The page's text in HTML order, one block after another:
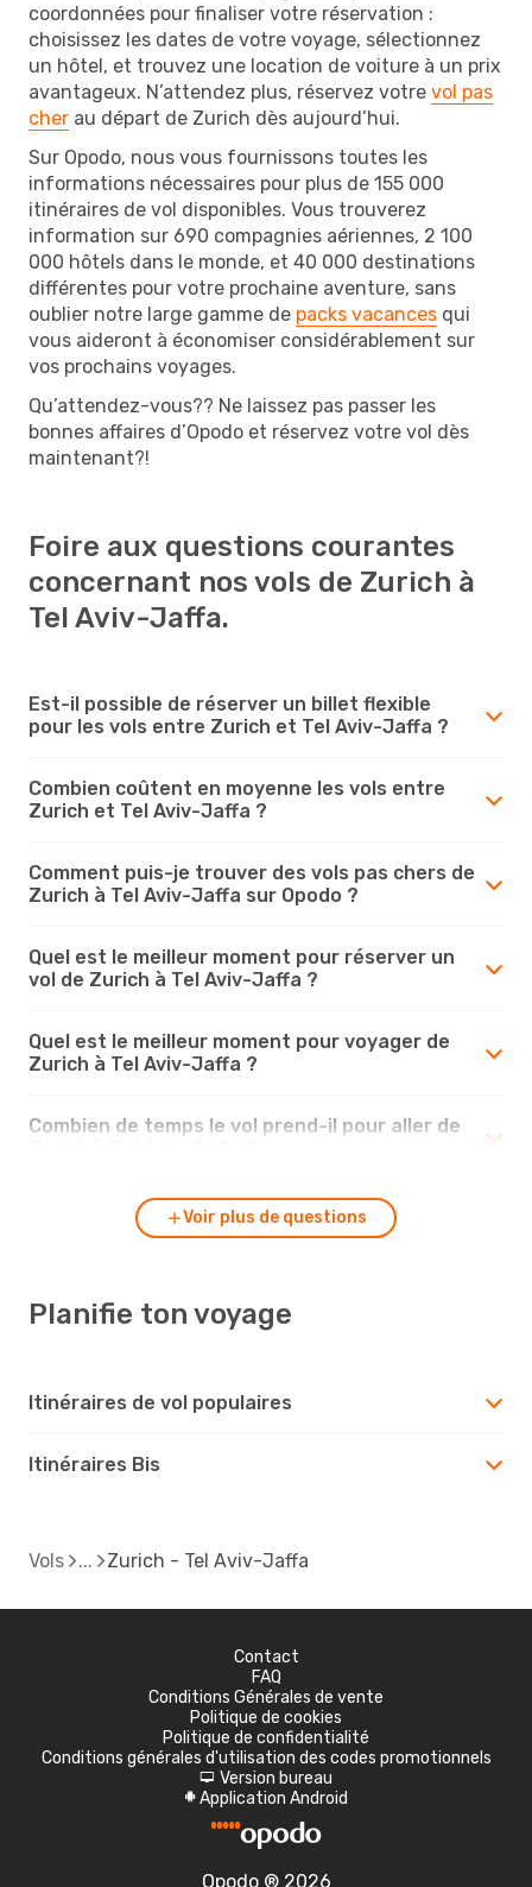
coordonnées pour finaliser votre réservation :
choisissez les dates de votre voyage, sélectionnez
un hôtel, et trouvez une location de voiture à un prix
avantageux. N’attendez plus, réservez votre vol pas
cher au départ de Zurich dès aujourd’hui.
Sur Opodo, nous vous fournissons toutes les
informations nécessaires pour plus de 155 000
itinéraires de vol disponibles. Vous trouverez
information sur 690 compagnies aériennes, 2 100
000 hôtels dans le monde, et 40 000 destinations
différentes pour votre prochaine aventure, sans
oublier notre large gamme de packs vacances qui
vous aideront à économiser considérablement sur
vos prochains voyages.
Qu’attendez-vous?? Ne laissez pas passer les
bonnes affaires d’Opodo et réservez votre vol dès
maintenant?!
Foire aux questions courantes
concernant nos vols de Zurich à
Tel Aviv-Jaffa.
Est-il possible de réserver un billet flexible
pour les vols entre Zurich et Tel Aviv-Jaffa ?
Combien coûtent en moyenne les vols entre
Zurich et Tel Aviv-Jaffa ?
Comment puis-je trouver des vols pas chers de
Zurich à Tel Aviv-Jaffa sur Opodo ?
Quel est le meilleur moment pour réserver un
vol de Zurich à Tel Aviv-Jaffa ?
Quel est le meilleur moment pour voyager de
Zurich à Tel Aviv-Jaffa ?
Combien de temps le vol prend-il pour aller de
Voir plus de questions
Planifie ton voyage
Itinéraires de vol populaires
Itinéraires Bis
Vols Zurich - Tel Aviv-Jaffa
Contact
FAQ
Conditions Générales de vente
Politique de cookies
Politique de confidentialité
Conditions générales d'utilisation des codes promotionnels
d Version bureau
A Application Android
Opodo ® 2026